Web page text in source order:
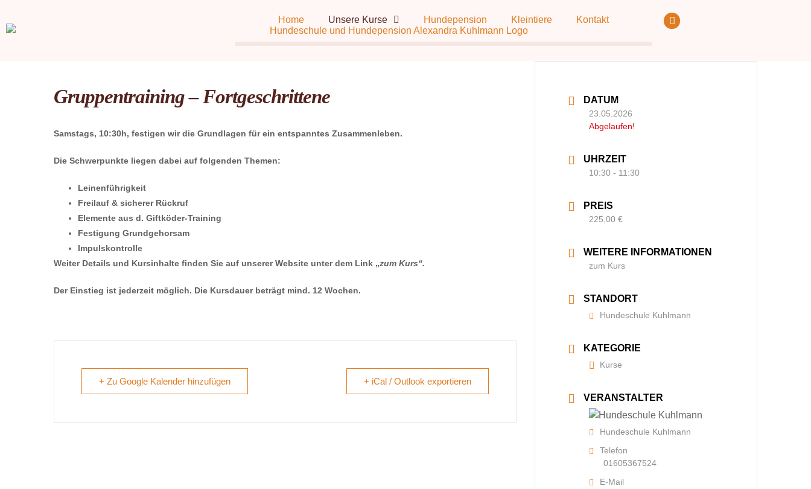
Home Unsere Kurse Hundepension Kleintiere Kontakt
Gruppentraining – Fortgeschrittene
Samstags, 10:30h, festigen wir die Grundlagen für ein entspanntes Zusammenleben.
Die Schwerpunkte liegen dabei auf folgenden Themen:
Leinenführigkeit
Freilauf & sicherer Rückruf
Elemente aus d. Giftköder-Training
Festigung Grundgehorsam
Impulskontrolle
Weiter Details und Kursinhalte finden Sie auf unserer Website unter dem Link „zum Kurs“.
Der Einstieg ist jederzeit möglich. Die Kursdauer beträgt mind. 12 Wochen.
+ Zu Google Kalender hinzufügen + iCal / Outlook exportieren
DATUM
23.05.2026
Abgelaufen!
UHRZEIT
10:30 - 11:30
PREIS
225,00 €
WEITERE INFORMATIONEN
zum Kurs
STANDORT
Hundeschule Kuhlmann
KATEGORIE
Kurse
VERANSTALTER
Hundeschule Kuhlmann
Telefon
01605367524
E-Mail